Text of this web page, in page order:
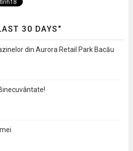
30 DAYS"
din Aurora Retail Park Bacău